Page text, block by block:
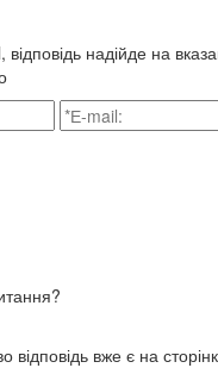
надійде на
відповідь вже є на